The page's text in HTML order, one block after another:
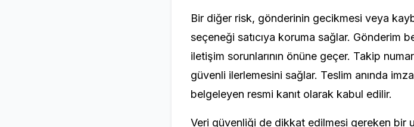
Bir diğer risk, gönderinin gecikmesi veya
seçeneği satıcıya koruma sağlar. Gönderim
iletişim sorunlarının önüne geçer. Takip
güvenli ilerlemesini sağlar. Teslim anında imza
belgeleyen resmi kanıt olarak kabul edilir.
Veri güvenliği de dikkat edilmesi gereken bir